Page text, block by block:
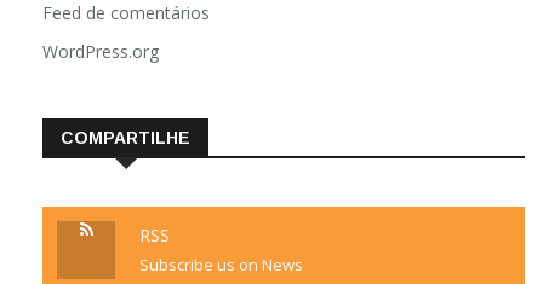
Feed de comentários
WordPress.org
COMPARTILHE
RSS
Subscribe us on News